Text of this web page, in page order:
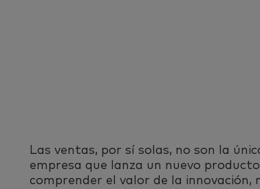
Las ventas, por sí solas, no son la
empresa que lanza un nuevo
comprender el valor de la innovación,